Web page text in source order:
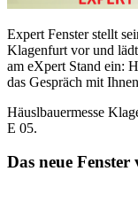
Expert Fenster stellt
Klagenfurt vor und
am eXpert Stand ein:
das Gespräch mit
Häuslbauermesse
E 05.
Das neue